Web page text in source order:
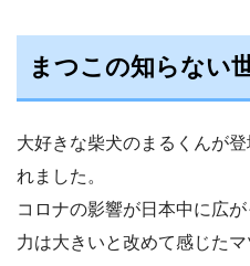
まつこの知らない
大好きな柴犬のまるくんが
れました。
コロナの影響が日本中に広
力は大きいと改めて感じた